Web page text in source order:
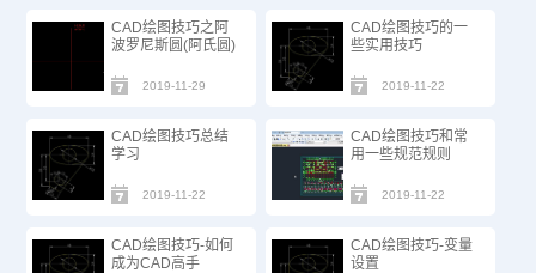
CAD绘图技巧之阿
波罗尼斯圆(阿氏圆)
2019-11-29
CAD绘图技巧的一
些实用技巧
2019-11-22
CAD绘图技巧总结
学习
2019-11-22
CAD绘图技巧和常
用一些规范规则
2019-11-22
CAD绘图技巧-如何
成为CAD高手
CAD绘图技巧-变量
设置